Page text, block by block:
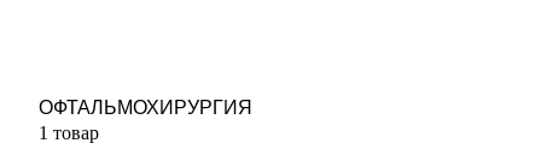
ОФТАЛЬМОХИРУРГИЯ
1 товар